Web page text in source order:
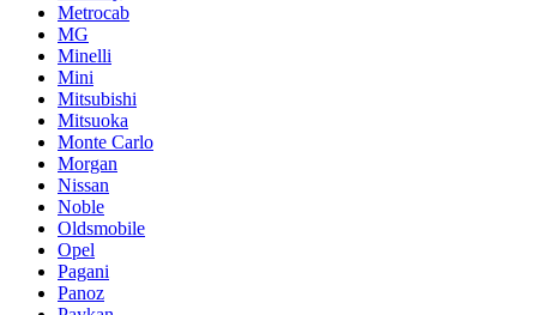
Metrocab
MG
Minelli
Mini
Mitsubishi
Mitsuoka
Monte Carlo
Morgan
Nissan
Noble
Oldsmobile
Opel
Pagani
Panoz